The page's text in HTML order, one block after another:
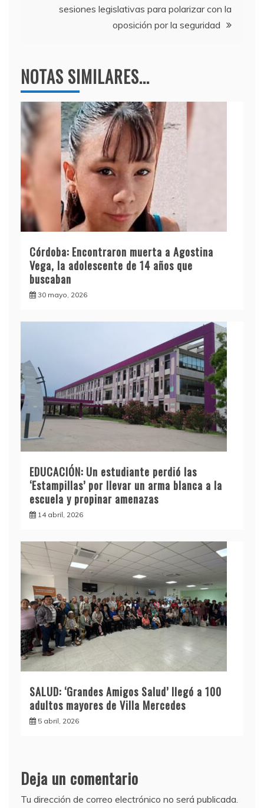
sesiones legislativas para polarizar con la
oposición por la seguridad
NOTAS SIMILARES...
Córdoba: Encontraron muerta a Agostina
Vega, la adolescente de 14 años que
buscaban
30 mayo, 2026
EDUCACIÓN: Un estudiante perdió las
‘Estampillas’ por llevar un arma blanca a la
escuela y propinar amenazas
14 abril, 2026
SALUD: ‘Grandes Amigos Salud’ llegó a 100
adultos mayores de Villa Mercedes
5 abril, 2026
Deja un comentario
Tu dirección de correo electrónico no será publicada.